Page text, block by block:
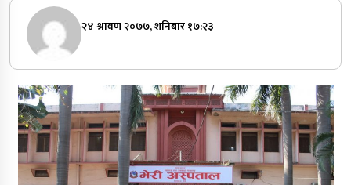
२४ श्रावण २०७७, शनिबार १७:२३